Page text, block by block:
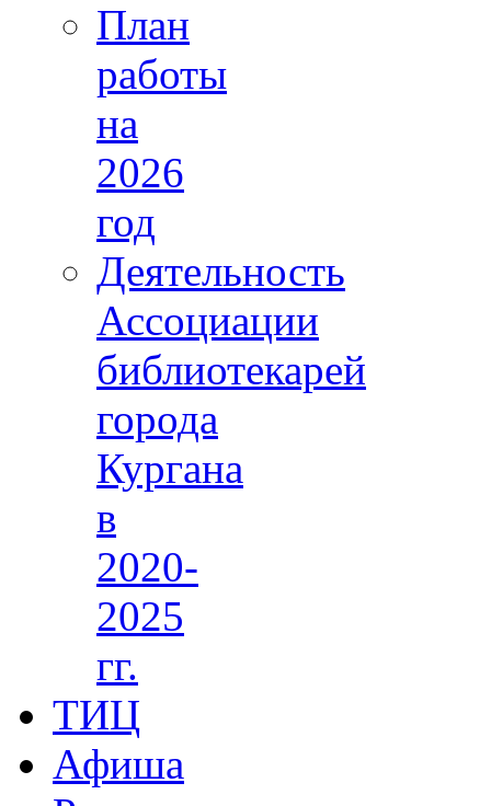
План
работы
на
2026
год
Деятельность
Ассоциации
библиотекарей
города
Кургана
в
2020-
2025
гг.
ТИЦ
Афиша